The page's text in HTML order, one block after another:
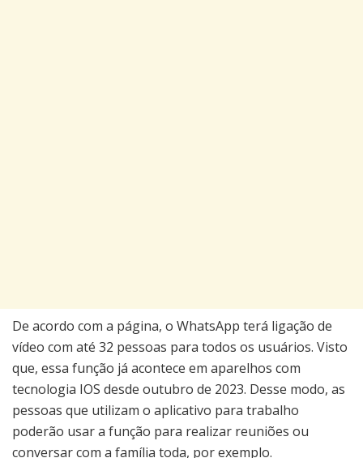
De acordo com a página, o WhatsApp terá ligação de
vídeo com até 32 pessoas para todos os usuários. Visto
que, essa função já acontece em aparelhos com
tecnologia IOS desde outubro de 2023. Desse modo, as
pessoas que utilizam o aplicativo para trabalho
poderão usar a função para realizar reuniões ou
conversar com a família toda, por exemplo.